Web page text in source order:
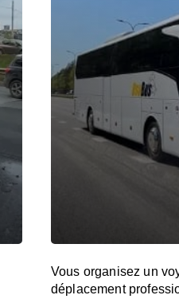
Vous organisez un
déplacement